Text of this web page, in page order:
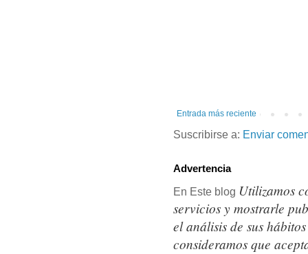
Entrada más reciente
Suscribirse a: Enviar
Advertencia
En Este blog Utilizamos
servicios y mostrarle
el análisis de sus
consideramos que